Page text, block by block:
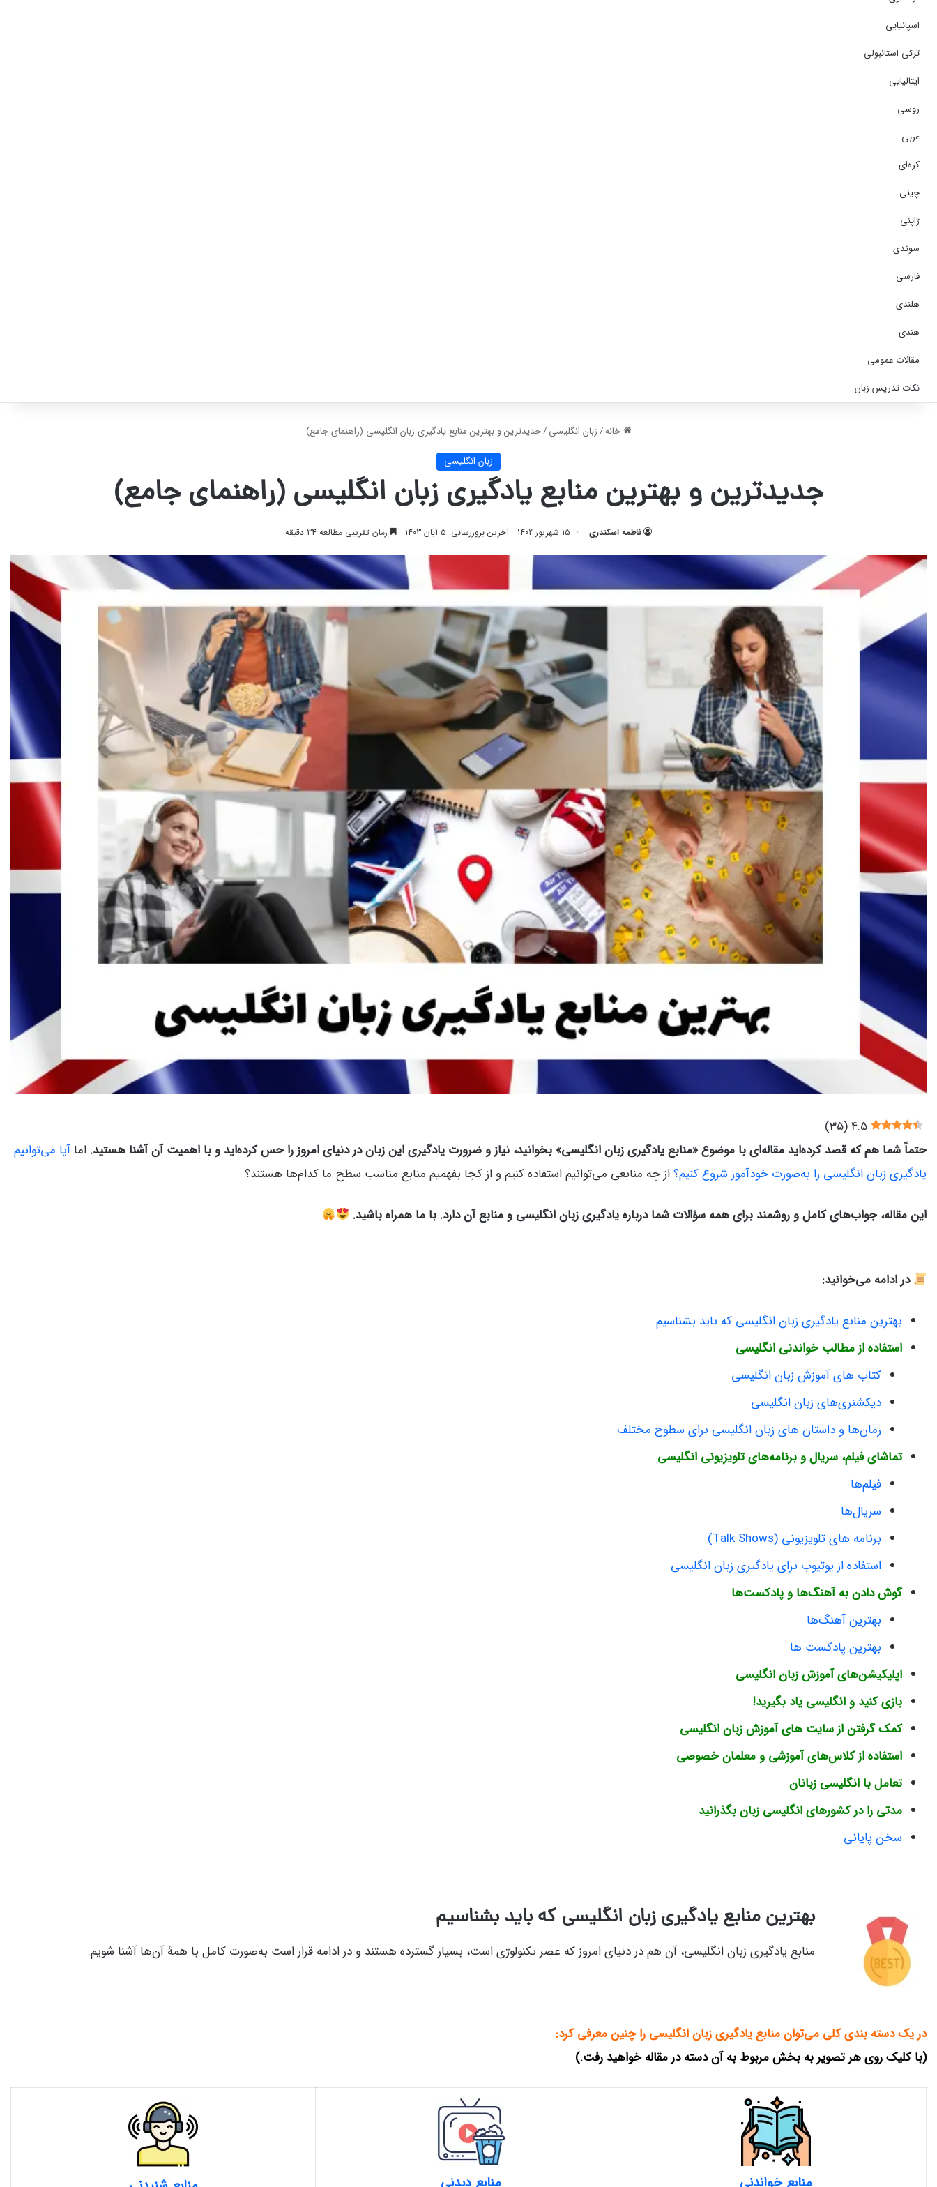
اسپانیایی
ترکی استانبولی
ایتالیایی
روسی
عربی
کره‌ای
چینی
ژاپنی
سوئدی
فارسی
هلندی
هندی
مقالات عمومی
نکات تدریس زبان
خانه/زبان انگلیسی /جدیدترین و بهترین منابع یادگیری زبان انگلیسی (راهنمای جامع)
زبان انگلیسی
جدیدترین و بهترین منابع یادگیری زبان انگلیسی (راهنمای جامع)
فاطمه اسکندری 15 شهریور 1402 آخرین بروزرسانی: 5 آبان 1403 زمان تقریبی مطالعه 34 دقیقه
4.5
(
35
)
حتماً شما هم که قصد کرده‌اید مقاله‌ای با موضوع «منابع یادگیری زبان انگلیسی» بخوانید، نیاز و ضرورت یادگیری این زبان در دنیای امروز را حس کرده‌اید و با اهمیت آن آشنا هستید. اما آیا می‌توانیم
یادگیری زبان انگلیسی را به‌صورت خودآموز شروع کنیم؟از چه منابعی می‌توانیم استفاده کنیم و از کجا بفهمیم منابع مناسب سطح ما کدام‌ها هستند؟
این مقاله، جواب‌های کامل و روشمند برای همه سؤالات شما درباره یادگیری زبان انگلیسی و منابع آن دارد. با ما همراه باشید.
در ادامه می‌خوانید:
بهترین منابع یادگیری زبان انگلیسی که باید بشناسیم
استفاده از مطالب خواندنی انگلیسی
کتاب های آموزش زبان انگلیسی
دیکشنری‌های زبان انگلیسی
رمان‌ها و داستان های زبان انگلیسی برای سطوح مختلف
تماشای فیلم‌، سریال‌ و برنامه‌های تلویزیونی انگلیسی
فیلم‌ها
سریال‌ها
برنامه های تلویزیونی (Talk Shows)
استفاده از یوتیوب برای یادگیری زبان انگلیسی
گوش دادن به آهنگ‌ها و پادکست‌ها
بهترین آهنگ‌ها
بهترین پادکست ها
اپلیکیشن‌های آموزش زبان انگلیسی
بازی کنید و انگلیسی یاد بگیرید!
کمک گرفتن از سایت های آموزش زبان انگلیسی
استفاده از کلاس‌های آموزشی و معلمان خصوصی
تعامل با انگلیسی زبانان
مدتی را در کشورهای انگلیسی زبان بگذرانید
سخن پایانی
بهترین منابع یادگیری زبان انگلیسی که باید بشناسیم
منابع یادگیری زبان انگلیسی، آن هم در دنیای امروز که عصر تکنولوژی است، بسیار گسترده هستند و در ادامه قرار است به‌صورت کامل با همۀ آن‌ها آشنا شویم.
در یک دسته بندی کلی می‌توان منابع یادگیری زبان انگلیسی را چنین معرفی کرد:
(با کلیک روی هر تصویر به بخش مربوط به آن دسته در مقاله خواهید رفت.)